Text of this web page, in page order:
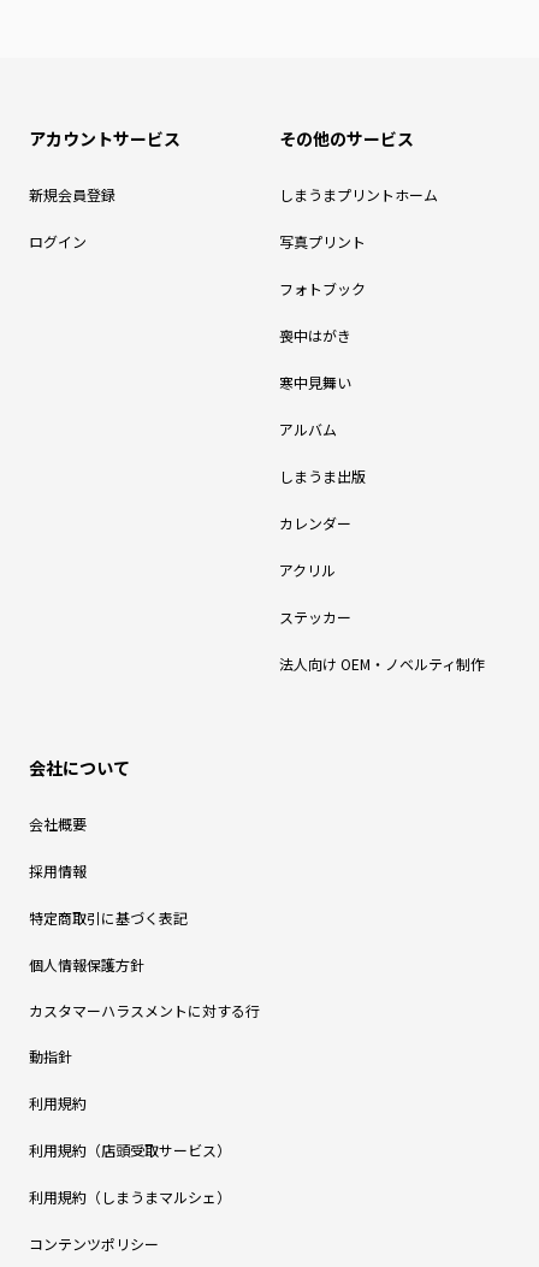
アカウントサービス
新規会員登録
ログイン
その他のサービス
しまうまプリントホーム
写真プリント
フォトブック
喪中はがき
寒中見舞い
アルバム
しまうま出版
カレンダー
アクリル
ステッカー
法人向け OEM・ノベルティ制作
会社について
会社概要
採用情報
特定商取引に基づく表記
個人情報保護方針
カスタマーハラスメントに対する行
動指針
利用規約
利用規約（店頭受取サービス）
利用規約（しまうまマルシェ）
コンテンツポリシー